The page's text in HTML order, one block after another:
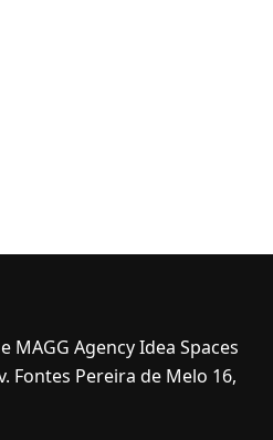
MAGG Agency Idea Spaces
Fontes Pereira de Melo 16,